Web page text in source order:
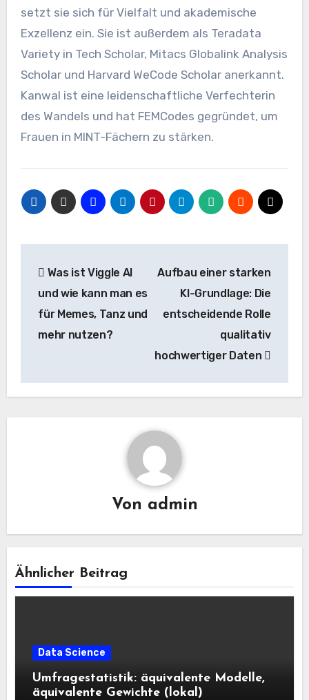
setzt sie sich für Vielfalt und akademische
Exzellenz ein. Sie ist außerdem als Teradata
Variety in Tech Scholar, Mitacs Globalink Analysis
Scholar und Harvard WeCode Scholar anerkannt.
Kanwal ist eine leidenschaftliche Verfechterin
des Wandels und hat FEMCodes gegründet, um
Frauen in MINT-Fächern zu stärken.
Navigation
Was ist Viggle AI
und wie kann man es
für Memes, Tanz und
mehr nutzen?
Aufbau einer starken
KI-Grundlage: Die
entscheidende Rolle
qualitativ
hochwertiger Daten
Von admin
Ähnlicher Beitrag
Data Science
Umfragestatistik: äquivalente Modelle,
äquivalente Gewichte (lokal)